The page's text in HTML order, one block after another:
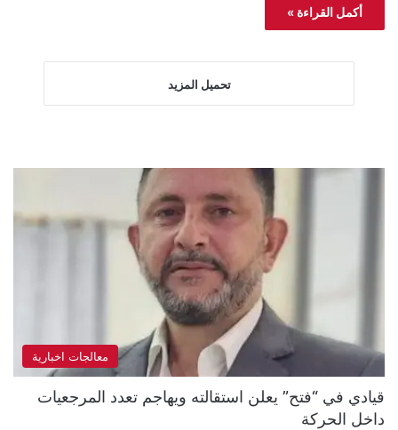
أكمل القراءة »
تحميل المزيد
معالجات اخبارية
قيادي في “فتح” يعلن استقالته ويهاجم تعدد المرجعيات
داخل الحركة